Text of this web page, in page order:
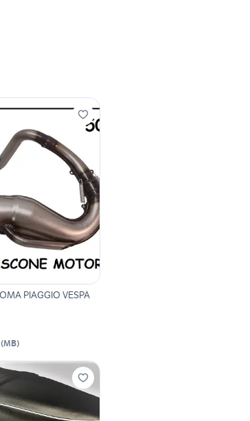
PIAGGIO VESPA
(MB)